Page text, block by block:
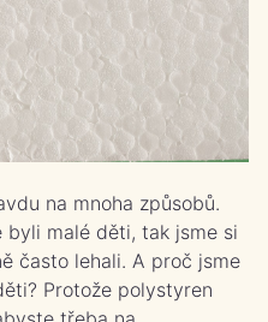
na mnoha způsobů.
byli malé děti, tak jsme si
často lehali. A proč jsme
Protože polystyren